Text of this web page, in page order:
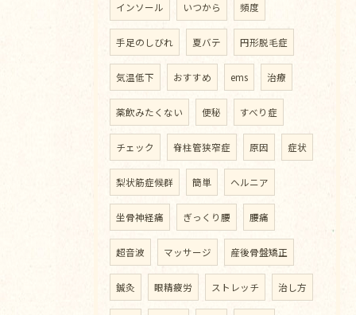
インソール いつから 頻度
手足のしびれ 夏バテ 円形脱毛症
気温低下 おすすめ ems 治療
薬飲みたくない 便秘 すべり症
チェック 脊柱管狭窄症 原因 症状
梨状筋症候群 簡単 ヘルニア
坐骨神経痛 ぎっくり腰 腰痛
超音波 マッサージ 産後骨盤矯正
鍼灸 眼精疲労 ストレッチ 治し方